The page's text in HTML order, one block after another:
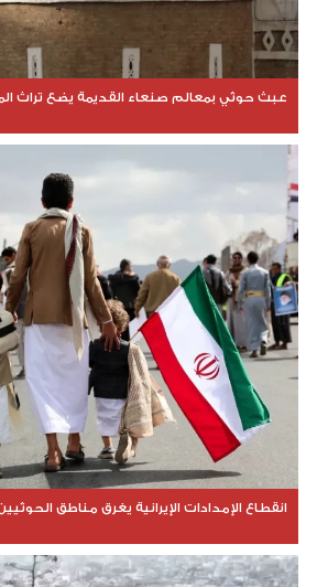
عبث حوثي بمعالم صنعاء القديمة يضع تراث
انقطاع الإمدادات الإيرانية يغرق مناطق